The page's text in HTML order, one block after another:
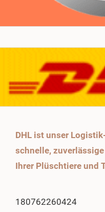
DHL ist unser
schnelle,
Ihrer Plüschtiere und
180762260424